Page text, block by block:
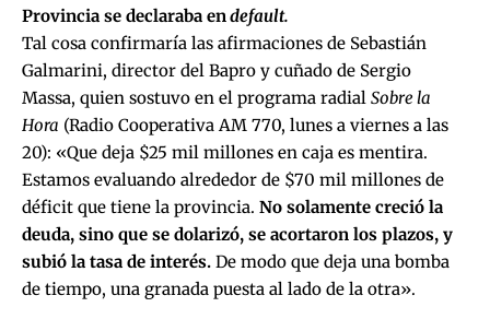
Provincia se declaraba en default.
Tal cosa confirmaría las afirmaciones de Sebastián
Galmarini, director del Bapro y cuñado de Sergio
Massa, quien sostuvo en el programa radial Sobre la
Hora (Radio Cooperativa AM 770, lunes a viernes a las
20): «Que deja $25 mil millones en caja es mentira.
Estamos evaluando alrededor de $70 mil millones de
déficit que tiene la provincia. No solamente creció la
deuda, sino que se dolarizó, se acortaron los plazos, y
subió la tasa de interés. De modo que deja una bomba
de tiempo, una granada puesta al lado de la otra».